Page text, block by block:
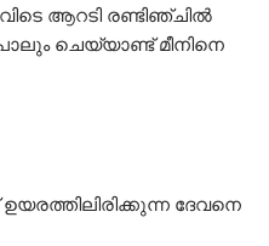
ആറടി രണ്ടിഞ്ചിൽ
ചെയ്യാണ്ട് മീനിനെ
ദേവനെ